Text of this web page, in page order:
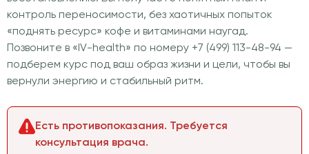
контроль переносимости, без хаотичных попыток
«поднять ресурс» кофе и витаминами наугад.
Позвоните в «IV-health» по номеру +7 (499) 113-48-94 —
подберем курс под ваш образ жизни и цели, чтобы вы
вернули энергию и стабильный ритм.
Есть противопоказания. Требуется
консультация врача.